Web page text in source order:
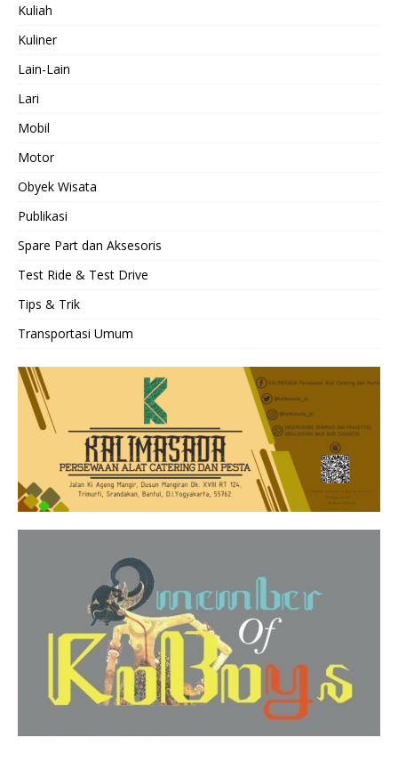
Kuliah
Kuliner
Lain-Lain
Lari
Mobil
Motor
Obyek Wisata
Publikasi
Spare Part dan Aksesoris
Test Ride & Test Drive
Tips & Trik
Transportasi Umum